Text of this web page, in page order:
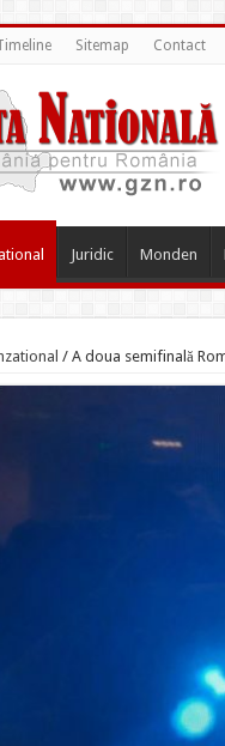
Sitemap Contact
Juridic Monden
/ A doua semifinală